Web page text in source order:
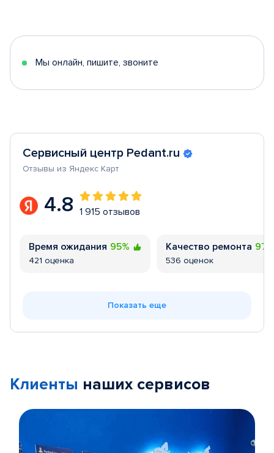
5
Мы онлайн, пишите, звоните
Сервисный центр Pedant.ru
Отзывы из Яндекс Карт
4.8 1 915 отзывов
Время ожидания 95%
421 оценка
Качество ремонта
536 оценок
Показать еще
Клиенты наших сервисов